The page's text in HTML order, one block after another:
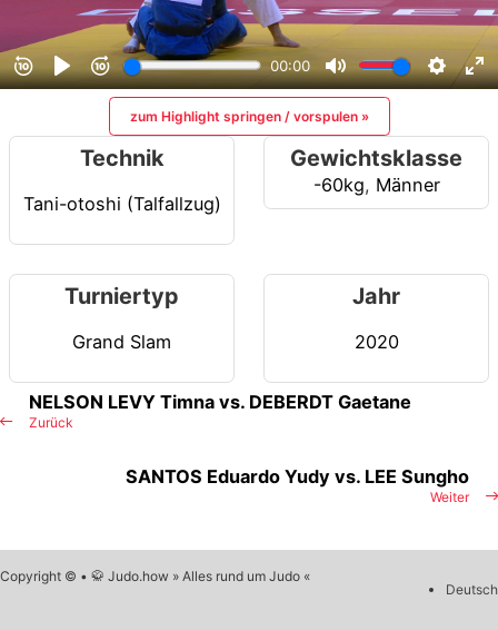
zum Highlight springen / vorspulen »
Technik
Tani-otoshi (Talfallzug)
Gewichtsklasse
-60kg, Männer
Turniertyp
Grand Slam
Jahr
2020
Zurück
NELSON LEVY Timna vs. DEBERDT Gaetane
Weiter
SANTOS Eduardo Yudy vs. LEE Sungho
Copyright © • 🥋 Judo.how » Alles rund um Judo «
Deutsch